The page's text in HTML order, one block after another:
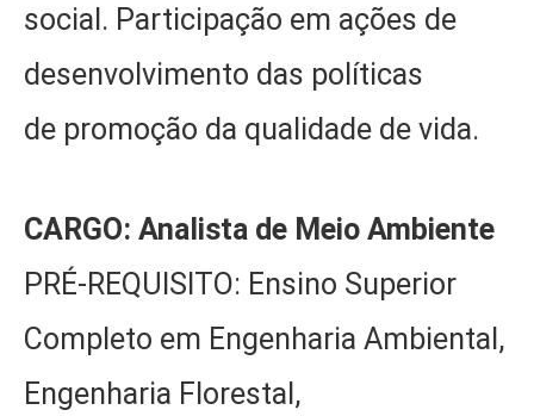
social. Participação em ações de
desenvolvimento das políticas
de promoção da qualidade de vida.
CARGO: Analista de Meio Ambiente
PRÉ-REQUISITO: Ensino Superior
Completo em Engenharia Ambiental,
Engenharia Florestal,